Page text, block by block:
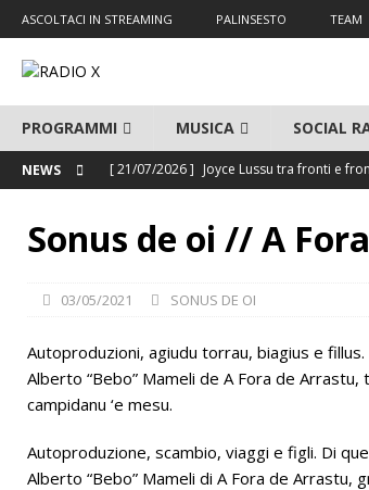
ASCOLTACI IN STREAMING PALINSESTO TEAM
PROGRAMMI MUSICA SOCIAL
NEWS [ 21/07/2026 ] Joyce Lussu tra fronti e
[ 27/07/2026 ] Tempus de oi – Fainas:
[ 28/07/2026 ] Albergo Savoia :: Simone
Sonus de oi // A
03/05/2021 SONUS DE OI
Autoproduzioni, agiudu torrau, biagius e
Alberto “Bebo” Mameli de A Fora de
campidanu ‘e mesu.
Autoproduzione, scambio, viaggi e figli. Di
Alberto “Bebo” Mameli di A Fora de Arrastu,